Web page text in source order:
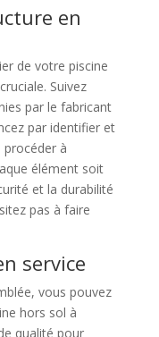
en
de votre piscine
Suivez
par le fabricant
par identifier et
à
élément soit
et la durabilité
pas à faire
service
vous pouvez
hors sol à
qualité pour